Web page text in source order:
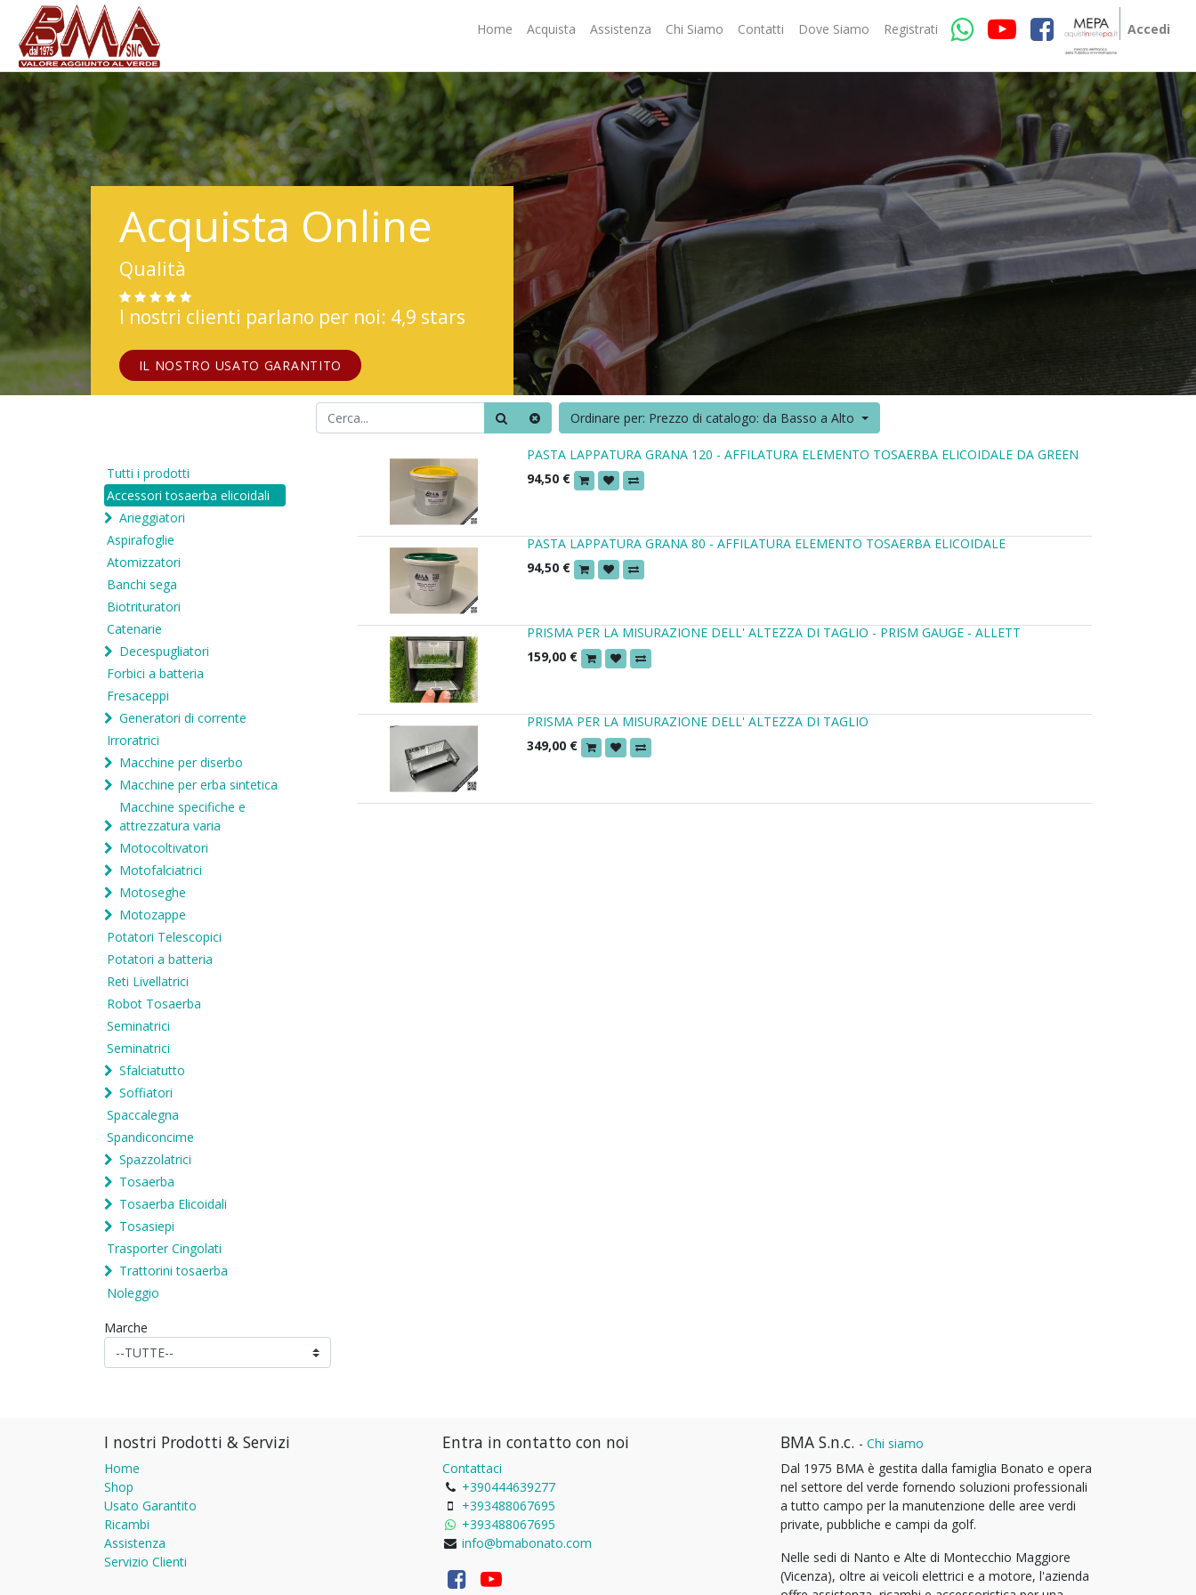
Home Acquista Assistenza Chi Siamo Contatti Dove Siamo Registrati Accedi
Acquista Online
Qualità
I nostri clienti parlano per noi: 4,9 stars
IL NOSTRO USATO GARANTITO
Ordinare per: Prezzo di catalogo: da Basso a Alto
Tutti i prodotti
Accessori tosaerba elicoidali
Arieggiatori
Aspirafoglie
Atomizzatori
Banchi sega
Biotrituratori
Catenarie
Decespugliatori
Forbici a batteria
Fresaceppi
Generatori di corrente
Irroratrici
Macchine per diserbo
Macchine per erba sintetica
Macchine specifiche e
attrezzatura varia
Motocoltivatori
Motofalciatrici
Motoseghe
Motozappe
Potatori Telescopici
Potatori a batteria
Reti Livellatrici
Robot Tosaerba
Seminatrici
Seminatrici
Sfalciatutto
Soffiatori
Spaccalegna
Spandiconcime
Spazzolatrici
Tosaerba
Tosaerba Elicoidali
Tosasiepi
Trasporter Cingolati
Trattorini tosaerba
Noleggio
Marche
PASTA LAPPATURA GRANA 120 - AFFILATURA ELEMENTO TOSAERBA ELICOIDALE DA GREEN
94,50 €
PASTA LAPPATURA GRANA 80 - AFFILATURA ELEMENTO TOSAERBA ELICOIDALE
94,50 €
PRISMA PER LA MISURAZIONE DELL' ALTEZZA DI TAGLIO - PRISM GAUGE - ALLETT
159,00 €
PRISMA PER LA MISURAZIONE DELL' ALTEZZA DI TAGLIO
349,00 €
I nostri Prodotti & Servizi
Home
Shop
Usato Garantito
Ricambi
Assistenza
Servizio Clienti
Entra in contatto con noi
Contattaci
+390444639277
+393488067695
+393488067695
info@bmabonato.com
BMA S.n.c. - Chi siamo
Dal 1975 BMA è gestita dalla famiglia Bonato e opera
nel settore del verde fornendo soluzioni professionali
a tutto campo per la manutenzione delle aree verdi
private, pubbliche e campi da golf.
Nelle sedi di Nanto e Alte di Montecchio Maggiore
(Vicenza), oltre ai veicoli elettrici e a motore, l'azienda